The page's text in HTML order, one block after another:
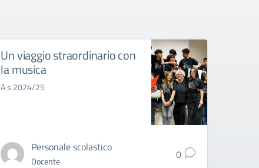
Un viaggio straordinario con
la musica
A.s.2024/25
Personale scolastico
Docente 0